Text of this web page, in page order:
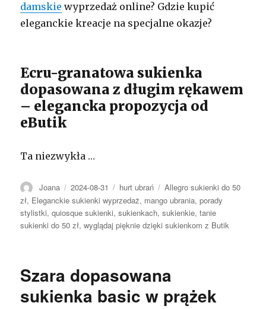
damskie wyprzedaż online? Gdzie kupić
eleganckie kreacje na specjalne okazje?
Ecru-granatowa sukienka
dopasowana z długim rękawem
– elegancka propozycja od
eButik
Ta niezwykła …
Autor
Joana Opublikowano
2024-08-31 Kategorie
hurt ubrań Tagi
Allegro sukienki do 50
zł, Eleganckie sukienki wyprzedaż, mango ubrania,porady
stylistki,quiosque sukienki,sukienkach,sukienkie,tanie
sukienki do 50 zł,wyglądaj pięknie dzięki sukienkom z Butik
Szara dopasowana
sukienka basic w prążek